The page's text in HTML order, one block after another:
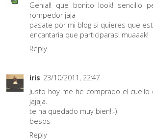
Genial! que bonito look! sencillo
rompedor jaja
pasate por mi blog si quieres que
encantaria que participaras! muaaak!
Reply
iris 23/10/2011, 22:47
Justo hoy me he comprado el cuello
jajaja.
te ha quedado muy bien!:-)
besos
Reply